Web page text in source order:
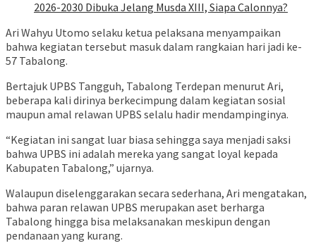
2026-2030 Dibuka Jelang Musda XIII, Siapa Calonnya?
Ari Wahyu Utomo selaku ketua pelaksana menyampaikan
bahwa kegiatan tersebut masuk dalam rangkaian hari jadi ke-
57 Tabalong.
Bertajuk UPBS Tangguh, Tabalong Terdepan menurut Ari,
beberapa kali dirinya berkecimpung dalam kegiatan sosial
maupun amal relawan UPBS selalu hadir mendampinginya.
“Kegiatan ini sangat luar biasa sehingga saya menjadi saksi
bahwa UPBS ini adalah mereka yang sangat loyal kepada
Kabupaten Tabalong,” ujarnya.
Walaupun diselenggarakan secara sederhana, Ari mengatakan,
bahwa paran relawan UPBS merupakan aset berharga
Tabalong hingga bisa melaksanakan meskipun dengan
pendanaan yang kurang.